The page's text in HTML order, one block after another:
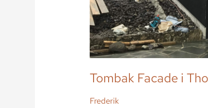
Tombak Facade i
Frederik